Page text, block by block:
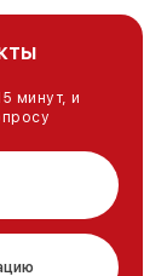
минут, и